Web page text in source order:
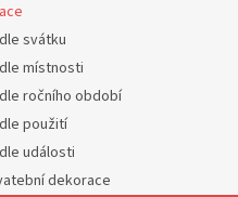
svátku
místnosti
ročního období
použití
události
dekorace